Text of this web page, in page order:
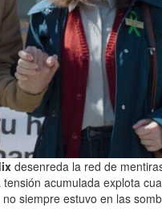
desenreda la red de
tensión acumulada explota
siempre estuvo en las